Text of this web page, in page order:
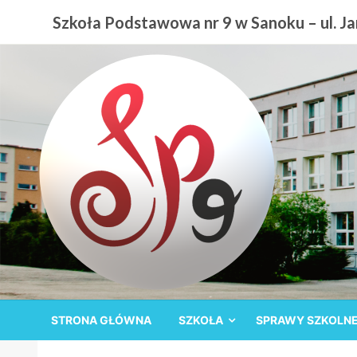
treści
Szkoła Podstawowa nr 9 w Sanoku – ul.
Szkoła Podstawowa
STRONA GŁÓWNA SZKOŁA SPRAWY SZKOLNE